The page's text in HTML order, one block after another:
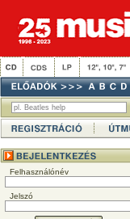
Felhasználónév
Jelszó